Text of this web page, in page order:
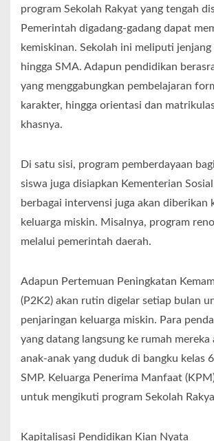
program Sekolah Rakyat yang tengah
Pemerintah digadang-gadang dapat
kemiskinan. Sekolah ini meliputi jenjang
hingga SMA. Adapun pendidikan
yang menggabungkan pembelajaran
karakter, hingga orientasi dan
khasnya.
Di satu sisi, program pemberdayaan
siswa juga disiapkan Kementerian
berbagai intervensi juga akan diberikan
keluarga miskin. Misalnya, program
melalui pemerintah daerah.
Adapun Pertemuan Peningkatan
(P2K2) akan rutin digelar setiap bulan
penjaringan keluarga miskin. Para
yang datang langsung ke rumah mereka
anak-anak yang duduk di bangku kelas
SMP. Keluarga Penerima Manfaat
untuk mengikuti program Sekolah
Kapitalisasi Pendidikan Kian Nyata